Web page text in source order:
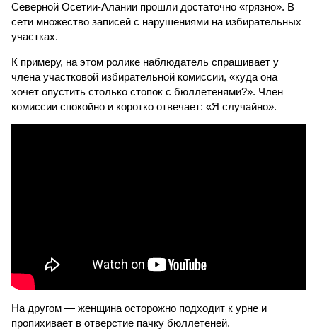
Северной Осетии-Алании прошли достаточно «грязно». В
сети множество записей с нарушениями на избирательных
участках.
К примеру, на этом ролике наблюдатель спрашивает у
члена участковой избирательной комиссии, «куда она
хочет опустить столько стопок с бюллетенями?». Член
комиссии спокойно и коротко отвечает: «Я случайно».
На другом — женщина осторожно подходит к урне и
пропихивает в отверстие пачку бюллетеней.